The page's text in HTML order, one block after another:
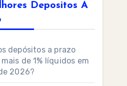
Depositos A
depósitos a prazo
de 1% líquidos em
2026?